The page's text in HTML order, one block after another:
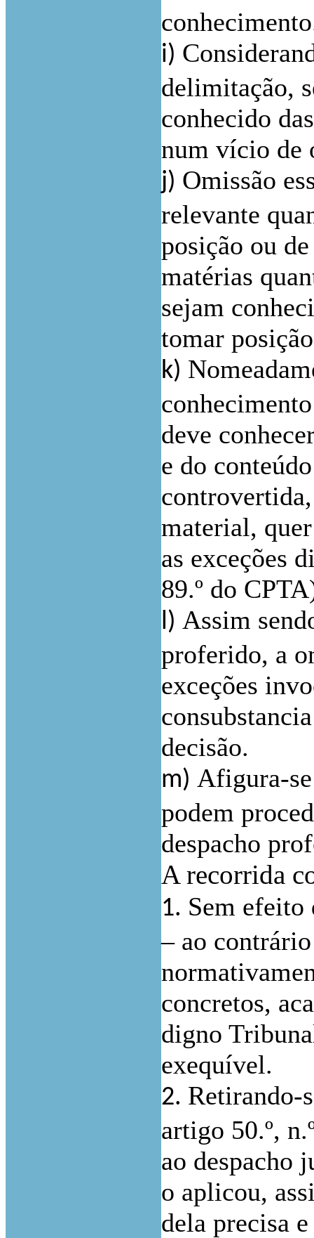
i)
delimitação,
conhecido
num vício de
j) Omissão
relevante
posição ou
matérias
sejam
tomar
k)
deve
e do
material,
as exceções
89.º do
l) Assim
proferido, a
exceções
decisão.
m) Afigura-
podem
despacho
A recorrida
1. Sem efeito
– ao
concretos,
digno
exequível.
2. Retirando-
artigo 50.º,
ao despacho
o aplicou,
dela precisa